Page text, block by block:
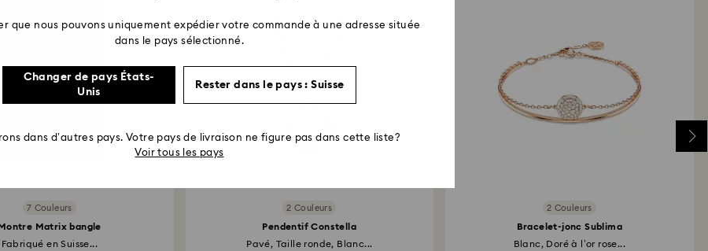
7 Couleurs
Matrix bangle
Fabriqué en Suisse...
2 Couleurs
Pendentif Constella
Pavé, Taille ronde, Blanc...
2 Couleurs
Bracelet-jonc Sublima
Blanc, Doré à l’or rose...
que nous pouvons uniquement expédier votre commande à une adresse située
dans le pays sélectionné.
Changer de pays États-
Unis
Rester dans le pays : Suisse
dans d’autres pays. Votre pays de livraison ne figure pas dans cette liste?
Voir tous les pays